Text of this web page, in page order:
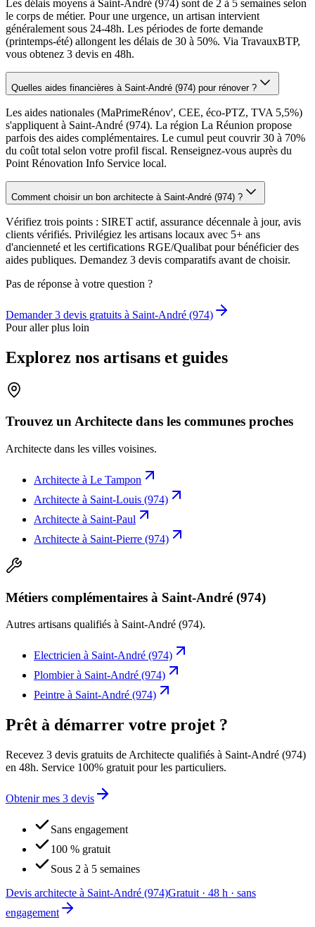
Les délais moyens à Saint-André (974) sont de 2 à 5 semaines selon
le corps de métier. Pour une urgence, un artisan intervient
généralement sous 24-48h. Les périodes de forte demande
(printemps-été) allongent les délais de 30 à 50%. Via TravauxBTP,
vous obtenez 3 devis en 48h.
Quelles aides financières à Saint-André (974) pour rénover ?
Les aides nationales (MaPrimeRénov', CEE, éco-PTZ, TVA 5,5%)
s'appliquent à Saint-André (974). La région La Réunion propose
parfois des aides complémentaires. Le cumul peut couvrir 30 à 70%
du coût total selon votre profil fiscal. Renseignez-vous auprès du
Point Rénovation Info Service local.
Comment choisir un bon architecte à Saint-André (974) ?
Vérifiez trois points : SIRET actif, assurance décennale à jour, avis
clients vérifiés. Privilégiez les artisans locaux avec 5+ ans
d'ancienneté et les certifications RGE/Qualibat pour bénéficier des
aides publiques. Demandez 3 devis comparatifs avant de choisir.
Pas de réponse à votre question ?
Demander 3 devis gratuits à Saint-André (974)
Pour aller plus loin
Explorez nos artisans et guides
Trouvez un Architecte dans les communes proches
Architecte dans les villes voisines.
Architecte à Le Tampon
Architecte à Saint-Louis (974)
Architecte à Saint-Paul
Architecte à Saint-Pierre (974)
Métiers complémentaires à Saint-André (974)
Autres artisans qualifiés à Saint-André (974).
Electricien à Saint-André (974)
Plombierà Saint-André (974)
Peintre à Saint-André (974)
Prêt à démarrer votre projet ?
Recevez 3 devis gratuits de Architecte qualifiés à Saint-André (974)
en 48h. Service 100% gratuit pour les particuliers.
Obtenir mes 3 devis
Sans engagement
100 % gratuit
Sous 2 à 5 semaines
Devis architecte à Saint-André (974)Gratuit · 48 h · sans
engagement